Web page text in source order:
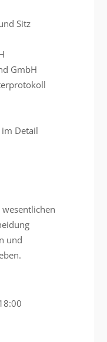
Sitz
GmbH
Detail
und